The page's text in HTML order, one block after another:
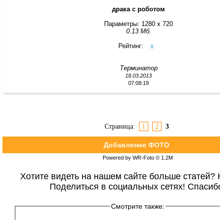
драка с роботом
Параметры: 1280 x 720
0.13 Мб.
Рейтинг:
±
Терминатор
18.03.2013
07:08:19
Страница: 1 2 3
Добавление ФОТО *
Powered by WR-Foto © 1.2М
Хотите видеть на нашем сайте больше статей?
Поделиться в социальных сетях!
Смотрите также: